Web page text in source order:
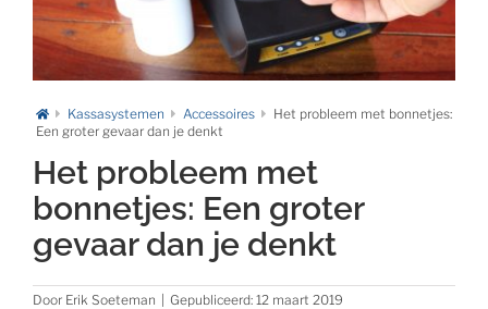
Kassasystemen Accessoires
Het probleem met bonnetjes:
Een groter gevaar dan je denkt
Het probleem met
bonnetjes: Een groter
gevaar dan je denkt
Door Erik Soeteman Gepubliceerd: 12 maart 2019